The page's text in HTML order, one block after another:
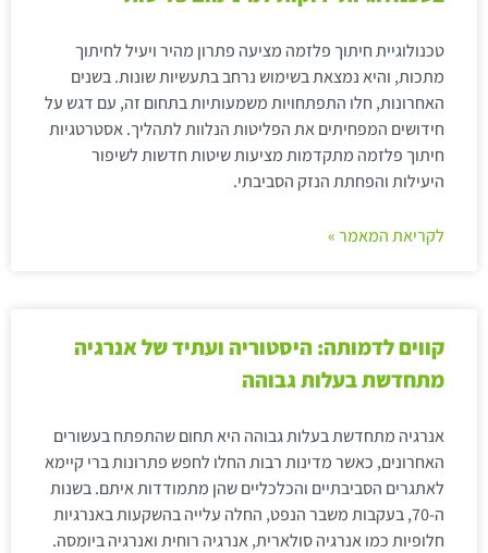
טכנולוגיית חיתוך פלזמה מציעה פתרון מהיר ויעיל לחיתוך
מתכות, והיא נמצאת בשימוש נרחב בתעשיות שונות. בשנים
האחרונות, חלו התפתחויות משמעותיות בתחום זה, עם דגש על
חידושים המפחיתים את הפליטות הנלוות לתהליך. אסטרטגיות
חיתוך פלזמה מתקדמות מציעות שיטות חדשות לשיפור
היעילות והפחתת הנזק הסביבתי.
לקריאת המאמר »
קווים לדמותה: היסטוריה ועתיד של אנרגיה
מתחדשת בעלות גבוהה
אנרגיה מתחדשת בעלות גבוהה היא תחום שהתפתח בעשורים
האחרונים, כאשר מדינות רבות החלו לחפש פתרונות ברי קיימא
לאתגרים הסביבתיים והכלכליים שהן מתמודדות איתם. בשנות
ה-70, בעקבות משבר הנפט, החלה עלייה בהשקעות באנרגיות
חלופיות כמו אנרגיה סולארית, אנרגיה רוחית ואנרגיה ביומסה.